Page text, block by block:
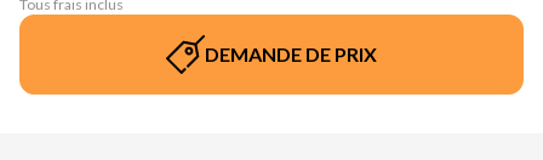
Tous frais inclus
DEMANDE DE PRIX